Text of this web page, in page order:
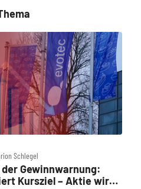
Schlegel
Gewinnwarnung:
Kursziel – Aktie wird